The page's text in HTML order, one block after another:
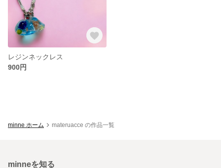
レジンネックレス
900円
minne ホーム materuacce の作品一覧
minneを知る